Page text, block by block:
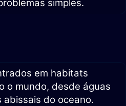
simples.
em habitats
o mundo, desde águas
abissais do oceano.